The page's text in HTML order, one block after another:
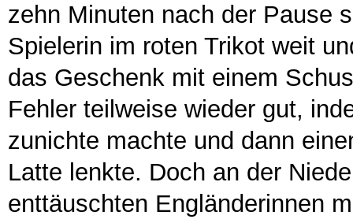
zehn Minuten nach der Pause
Spielerin im roten Trikot weit
das Geschenk mit einem
Fehler teilweise wieder gut,
zunichte machte und dann
Latte lenkte. Doch an der
enttäuschten Engländerinnen